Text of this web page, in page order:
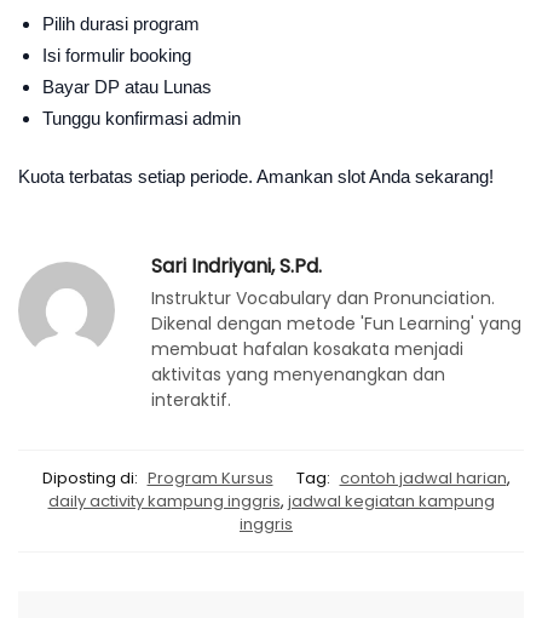
Pilih durasi program
Isi formulir booking
Bayar DP atau Lunas
Tunggu konfirmasi admin
Kuota terbatas setiap periode. Amankan slot Anda sekarang!
Sari Indriyani, S.Pd.
Instruktur Vocabulary dan Pronunciation.
Dikenal dengan metode 'Fun Learning' yang
membuat hafalan kosakata menjadi
aktivitas yang menyenangkan dan
interaktif.
Diposting di: Program Kursus Tag: contoh jadwal harian,
daily activity kampung inggris, jadwal kegiatan kampung
inggris